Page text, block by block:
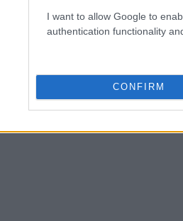
I want to allow Google to
authentication functionality
CONFIRM